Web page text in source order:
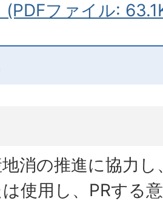
(PDFファイル:
消の推進に協力
使用し、PRする